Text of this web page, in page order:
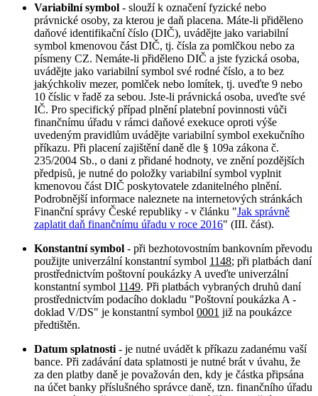
Variabilní symbol - slouží k označení fyzické nebo
právnické osoby, za kterou je daň placena. Máte-li přiděleno
daňové identifikační číslo (DIČ), uvádějte jako variabilní
symbol kmenovou část DIČ, tj. čísla za pomlčkou nebo za
písmeny CZ. Nemáte-li přiděleno DIČ a jste fyzická osoba,
uvádějte jako variabilní symbol své rodné číslo, a to bez
jakýchkoliv mezer, pomlček nebo lomítek, tj. uveďte 9 nebo
10 číslic v řadě za sebou. Jste-li právnická osoba, uveďte své
IČ. Pro specifický případ plnění platební povinnosti vůči
finančnímu úřadu v rámci daňové exekuce oproti výše
uvedeným pravidlům uvádějte variabilní symbol exekučního
příkazu. Při placení zajištění daně dle § 109a zákona č.
235/2004 Sb., o dani z přidané hodnoty, ve znění pozdějších
předpisů, je nutné do položky variabilní symbol vyplnit
kmenovou část DIČ poskytovatele zdanitelného plnění.
Podrobnější informace naleznete na internetových stránkách
Finanční správy České republiky - v článku "Jak správně
zaplatit daň finančnímu úřadu v roce 2016" (III. část).
Konstantní symbol - při bezhotovostním bankovním převodu
použijte univerzální konstantní symbol 1148; při platbách daní
prostřednictvím poštovní poukázky A uveďte univerzální
konstantní symbol 1149. Při platbách vybraných druhů daní
prostřednictvím podacího dokladu "Poštovní poukázka A -
doklad V/DS" je konstantní symbol 0001 již na poukázce
předtištěn.
Datum splatnosti - je nutné uvádět k příkazu zadanému vaší
bance. Při zadávání data splatnosti je nutné brát v úvahu, že
za den platby daně je považován den, kdy je částka připsána
na účet banky příslušného správce daně, tzn. finančního úřadu